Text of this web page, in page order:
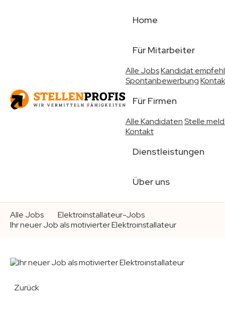
Home
Für Mitarbeiter
Alle JobsKandidat
Spontanbewerbung
Für Firmen
Alle KandidatenStelle
Kontakt
Dienstleistungen
Über uns
Alle Jobs
Elektroinstallateur-Jobs
Ihr neuer Job als motivierter Elektroinstallateur
Zurück